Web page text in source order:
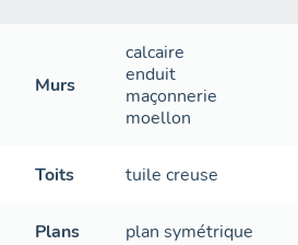
Murs
calcaire
enduit
maçonnerie
moellon
Toits tuile creuse
Plans plan symétrique